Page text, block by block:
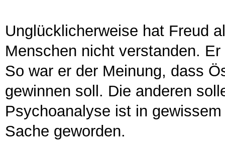
Unglücklicherweise hat Freud
Menschen nicht verstanden.
So war er der Meinung, dass
gewinnen soll. Die anderen
Psychoanalyse ist in
Sache geworden.